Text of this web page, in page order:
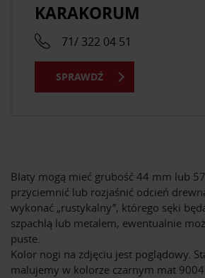
Blaty mogą mieć grubość 44 mm lub
przyciemnić lub rozjaśnić odcień
wykonać „rustykalny”, którego sęki
szpachlą lub metalem, ewentualnie
puste.
Kolor nogi na zdjęciu jest poglądowy.
malujemy w kolorze czarnym mat
KARAKORUM
71/ 322 04 51
SPRAWDŹ